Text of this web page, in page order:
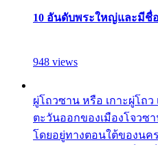
10 อันดับพระใหญ่และมีชื่
948 views
ผู่โถวซาน หรือ เกาะผู่โถว
ตะวันออกของเมืองโจวซ
โดยอยู่ทางตอนใต้ของนค